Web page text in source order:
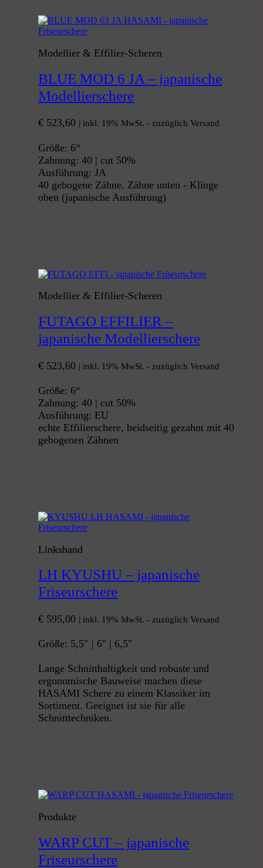
Modellier & Effilier-Scheren
BLUE MOD 6 JA – japanische
Modellierschere
€ 523,60 | inkl. 19% MwSt. - zuzüglich Versand
Größe: 6“
Zahnung: 40 | cut 50%
Ausführung: JA
40 gebogene Zähne. Zähne unten - Klinge
oben (japanische Ausführung)
Modellier & Effilier-Scheren
FUTAGO EFFILIER –
japanische Modellierschere
€ 523,60 | inkl. 19% MwSt. - zuzüglich Versand
Größe: 6“
Zahnung: 40 | cut 50%
Ausführung: EU
echte Effilierschere, beidseitig gezahnt mit 40
gebogenen Zähnen
Linkshand
LH KYUSHU – japanische
Friseurschere
€ 595,00 | inkl. 19% MwSt. - zuzüglich Versand
Größe: 5,5″ | 6" | 6,5"
Lange Schnitthaltigkeit und robuste und
ergonomische Bauweise machen diese
HASAMI Schere zu einem Klassiker im
Sortiment. Geeignet ist sie für alle
Schnitttechniken.
Produkte
WARP CUT – japanische
Friseurschere